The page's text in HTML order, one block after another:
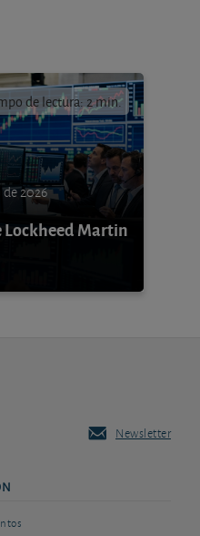
de lectura: 2 min.
2026
Lockheed Martin
Newsletter